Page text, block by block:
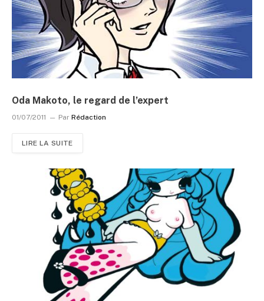
Oda Makoto, le regard de l’expert
01/07/2011 Par Rédaction
LIRE LA SUITE